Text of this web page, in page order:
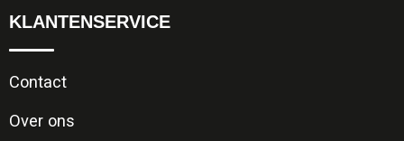
KLANTENSERVICE
Contact
Over ons